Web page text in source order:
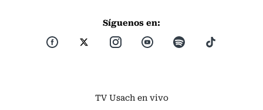
Síguenos en:
TV Usach en vivo